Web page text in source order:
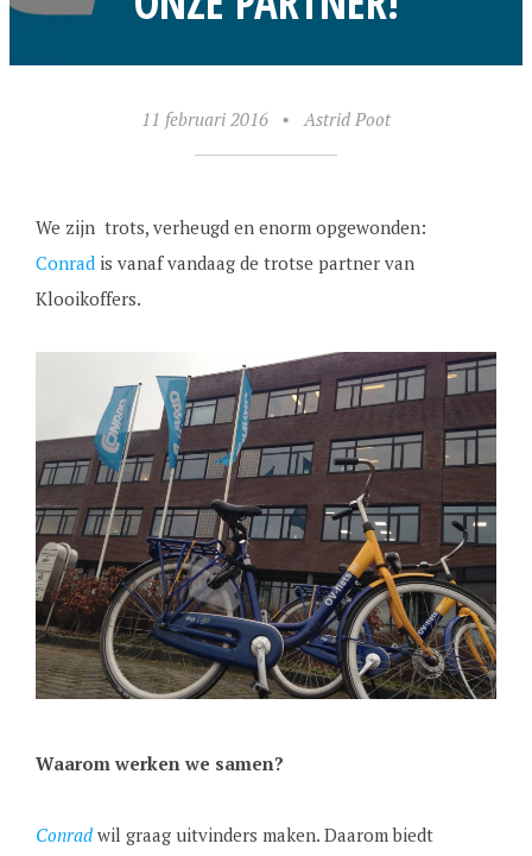
11 februari 2016 • Astrid Poot
We zijn trots, verheugd en enorm opgewonden:
Conradis vanaf vandaag de trotse partner van
Klooikoffers.
Waarom werken we samen?
Conradwil graag uitvinders maken. Daarom biedt